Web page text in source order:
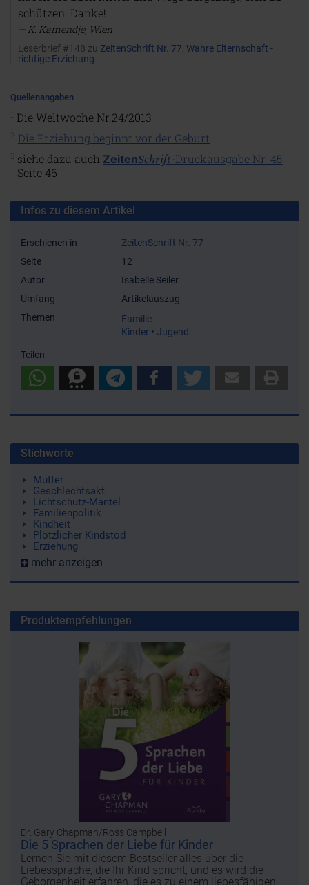
schützen. Danke!
K. Kamendje, Wien
Leserbrief #148 zu ZeitenSchrift Nr. 77 Wahre Elternschaft -
richtige Erziehung
Quellenangaben
1 Die Weltwoche Nr.24/2013
Die Erziehung beginnt vor der Geburt
3 siehe dazu auch ZeitenSchrift-Druckausgabe Nr. 45,
Seite 46
Infos zu diesem Artikel
Erschienen in
ZeitenSchrift Nr. 77
Seite
12
Autor
Isabelle Seiler
Umfang
Artikelauszug
Themen
Familie
Kinder • Jugend
Teilen
Stichworte
Mutter
Geschlechtsakt
Lichtschutz-Mantel
Familienpolitik
Kindheit
Plötzlicher Kindstod
Erziehung
mehr anzeigen
Produktempfehlungen
Dr. Gary Chapman/Ross Campbell
Die 5 Sprachen der Liebe für Kinder
Lernen Sie mit diesem Bestseller alles über die
Liebessprache, die Ihr Kind spricht, und es wird die
Geborgenheit erfahren, die es zu einem liebesfähigen